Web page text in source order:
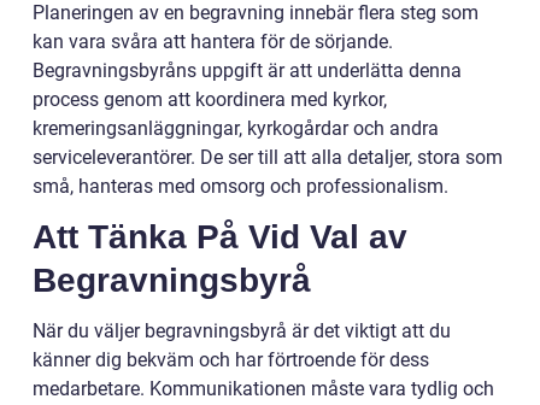
Planeringen av en begravning innebär flera steg som
kan vara svåra att hantera för de sörjande.
Begravningsbyråns uppgift är att underlätta denna
process genom att koordinera med kyrkor,
kremeringsanläggningar, kyrkogårdar och andra
serviceleverantörer. De ser till att alla detaljer, stora som
små, hanteras med omsorg och professionalism.
Att Tänka På Vid Val av
Begravningsbyrå
När du väljer begravningsbyrå är det viktigt att du
känner dig bekväm och har förtroende för dess
medarbetare. Kommunikationen måste vara tydlig och